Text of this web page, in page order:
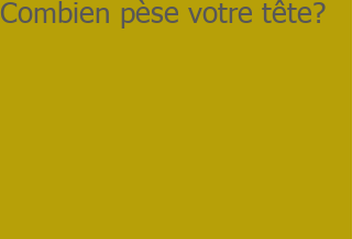
Combien pèse votre tête?